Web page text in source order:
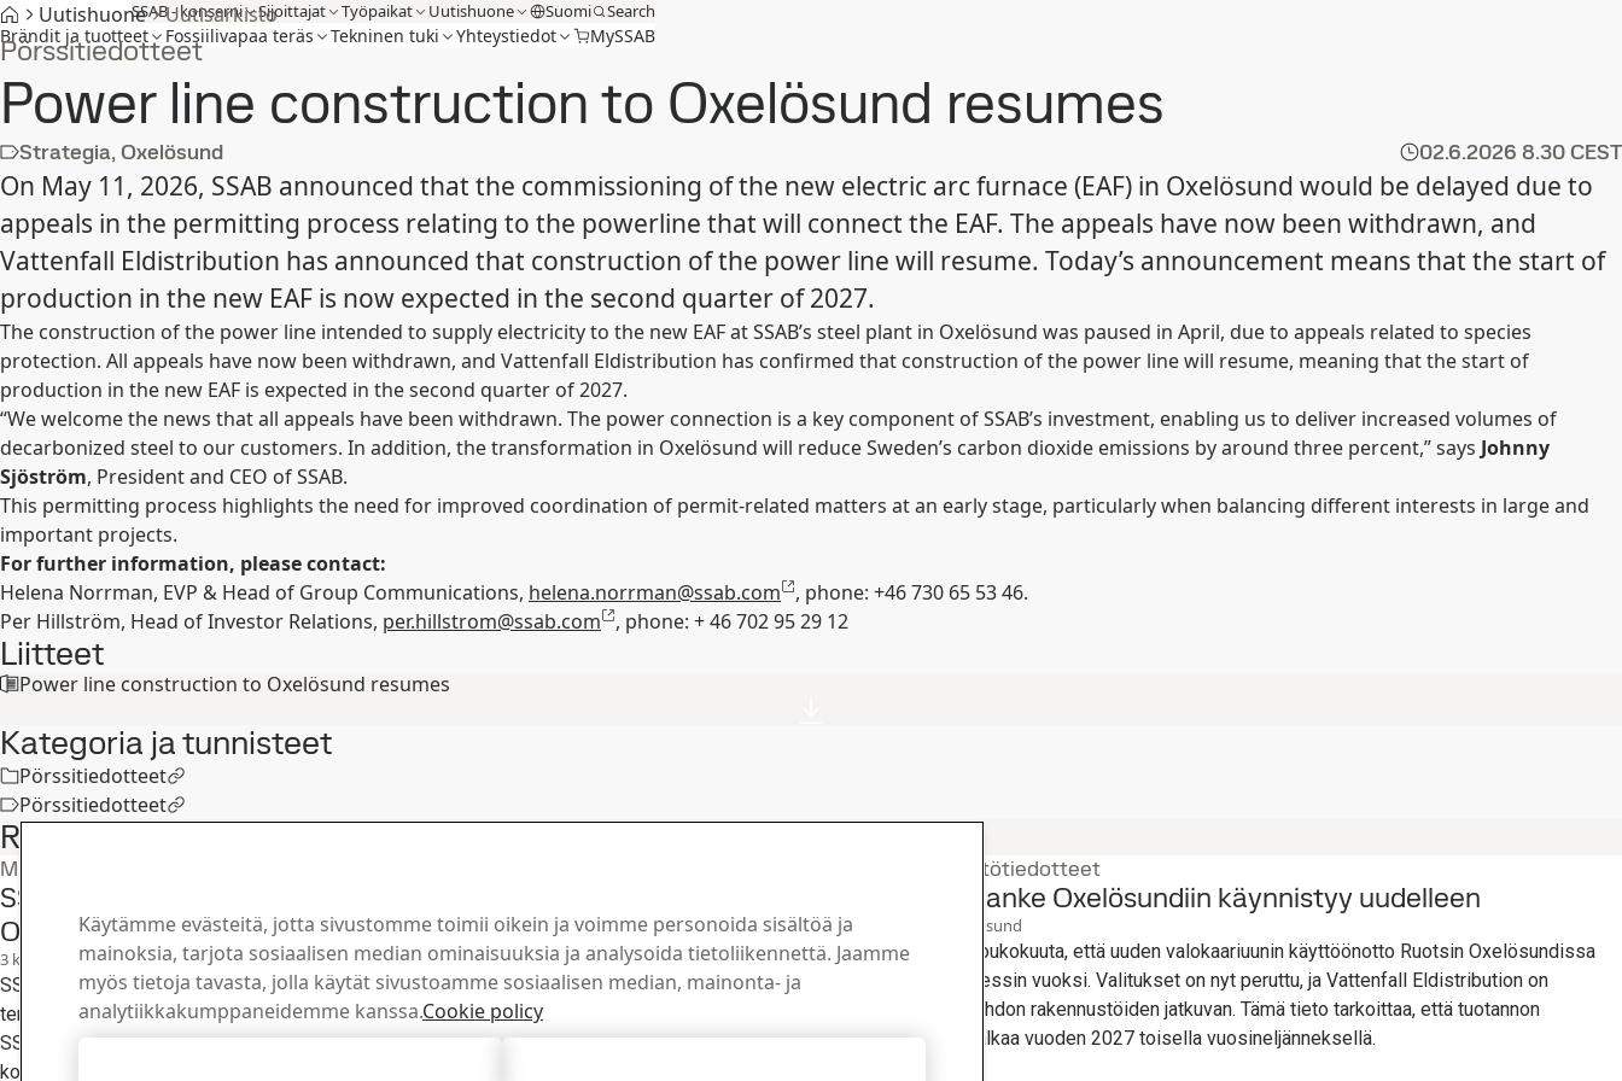
SSAB - konserni Sijoittajat Työpaikat Uutishuone Suomi Search
Brändit ja tuotteet Fossiilivapaa teräs Tekninen tuki Yhteystiedot MySSAB
Uutishuone Uutisarkisto
Pörssitiedotteet
Power line construction to Oxelösund resumes
Strategia, Oxelösund 02.6.2026 8.30 CEST
On May 11, 2026, SSAB announced that the commissioning of the new electric arc furnace (EAF) in Oxelösund would be delayed due to
appeals in the permitting process relating to the powerline that will connect the EAF. The appeals have now been withdrawn, and
Vattenfall Eldistribution has announced that construction of the power line will resume. Today’s announcement means that the start of
production in the new EAF is now expected in the second quarter of 2027.
The construction of the power line intended to supply electricity to the new EAF at SSAB’s steel plant in Oxelösund was paused in April, due to appeals related to species
protection. All appeals have now been withdrawn, and Vattenfall Eldistribution has confirmed that construction of the power line will resume, meaning that the start of
production in the new EAF is expected in the second quarter of 2027.
“We welcome the news that all appeals have been withdrawn. The power connection is a key component of SSAB’s investment, enabling us to deliver increased volumes of
decarbonized steel to our customers. In addition, the transformation in Oxelösund will reduce Sweden’s carbon dioxide emissions by around three percent,” says Johnny
Sjöström, President and CEO of SSAB.
This permitting process highlights the need for improved coordination of permit-related matters at an early stage, particularly when balancing different interests in large and
important projects.
For further information, please contact:
Helena Norrman, EVP & Head of Group Communications, helena.norrman@ssab.com , phone: +46 730 65 53 46.
Per Hillström, Head of Investor Relations, per.hillstrom@ssab.com , phone: + 46702 95 29 12
Liitteet
Power line construction to Oxelösund resumes
Kategoria ja tunnisteet
Pörssitiedotteet
Pörssitiedotteet
Related articles
Muut lehdistötiedotteet
SSAB laajentaa teräsjauheen tuotantokapasiteettia
Oxelösundissa
3 kesä Strategia, Oxelösund
SSAB laajentaa Ruotsin Oxelösundissa sijaitsevaa additiivisen valmistuksen
teräsjauhelaitostaan. Se mahdollistaa tuotannon kaupallisessa mittakaavassa, vahvistaa
SSAB:n asemaa kehittyneiden materiaalien alalla ja vastaa 3D-tulostukseen soveltuvien
korkean suorituskyvyn metallijauheiden kasvavaan kysyntään. Tuotannon suunnitellaan
Konsernin lehdistötiedotteet
Voimajohtohanke Oxelösundiin käynnistyy uudelleen
2 kesä Strategia, Oxelösund
SSAB ilmoitti 11. toukokuuta, että uuden valokaariuunin käyttöönotto Ruotsin Oxelösundissa
viivästyy lupaprosessin vuoksi. Valitukset on nyt peruttu, ja Vattenfall Eldistribution on
ilmoittanut voimajohdon rakennustöiden jatkuvan. Tämä tieto tarkoittaa, että tuotannon
arvioidaan voivan alkaa vuoden 2027 toisella vuosineljänneksellä.
Käytämme evästeitä, jotta sivustomme toimii oikein ja voimme personoida sisältöä ja
mainoksia, tarjota sosiaalisen median ominaisuuksia ja analysoida tietoliikennettä. Jaamme
myös tietoja tavasta, jolla käytät sivustoamme sosiaalisen median, mainonta- ja
analytiikkakumppaneidemme kanssa.Cookie policy